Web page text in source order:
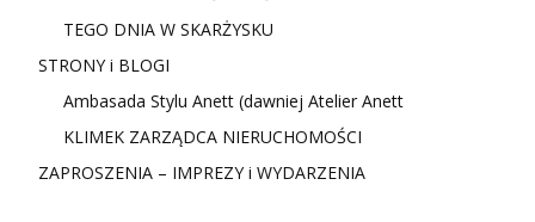
TEGO DNIA W SKARŻYSKU
STRONY i BLOGI
Ambasada Stylu Anett (dawniej Atelier Anett
KLIMEK ZARZĄDCA NIERUCHOMOŚCI
ZAPROSZENIA – IMPREZY i WYDARZENIA